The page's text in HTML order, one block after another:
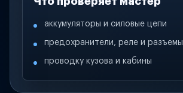
аккумуляторы и силовые цепи
предохранители, реле и разъемы
проводку кузова и кабины